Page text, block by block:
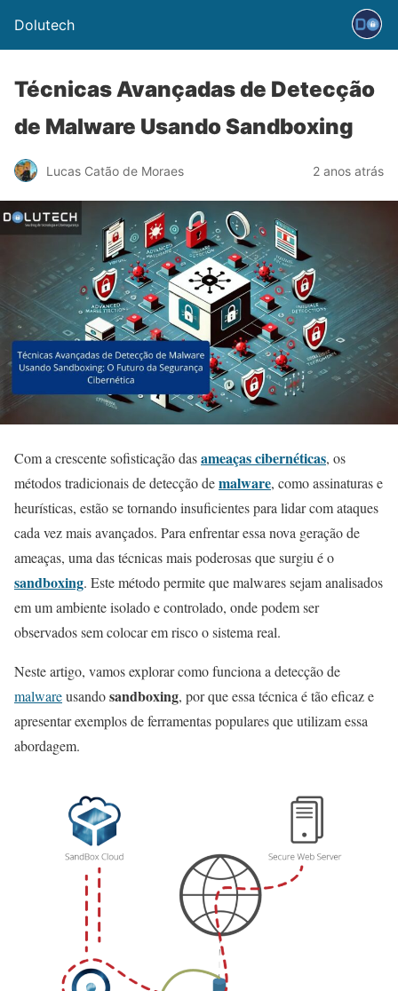
Dolutech
Técnicas Avançadas de Detecção
de Malware Usando Sandboxing
Lucas Catão de Moraes 2 anos atrás
Com a crescente sofisticação dasameaças cibernéticas, os
métodos tradicionais de detecção demalware, como assinaturas e
heurísticas, estão se tornando insuficientes para lidar com ataques
cada vez mais avançados. Para enfrentar essa nova geração de
ameaças, uma das técnicas mais poderosas que surgiu é o
sandboxing. Este método permite que malwares sejam analisados
em um ambiente isolado e controlado, onde podem ser
observados sem colocar em risco o sistema real.
Neste artigo, vamos explorar como funciona a detecção de
malwareusandosandboxing, por que essa técnica é tão eficaz e
apresentar exemplos de ferramentas populares que utilizam essa
abordagem.